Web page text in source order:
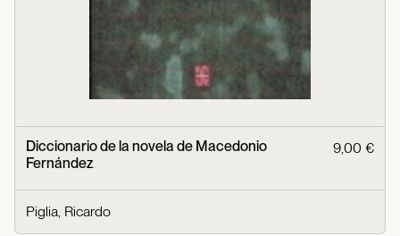
Diccionario de la novela de Macedonio
Fernández
9,00 €
Piglia, Ricardo